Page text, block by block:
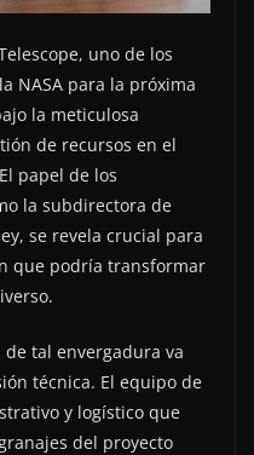
uno de los
NASA para la próxima
la meticulosa
de recursos en el
papel de los
la subdirectora de
se revela crucial para
que podría transformar
tal envergadura va
técnica. El equipo de
y logístico que
del proyecto